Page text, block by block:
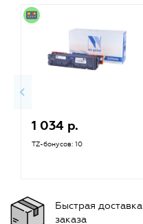
1 034 р.
TZ-бонусов: 10
Быстрая доставка
заказа